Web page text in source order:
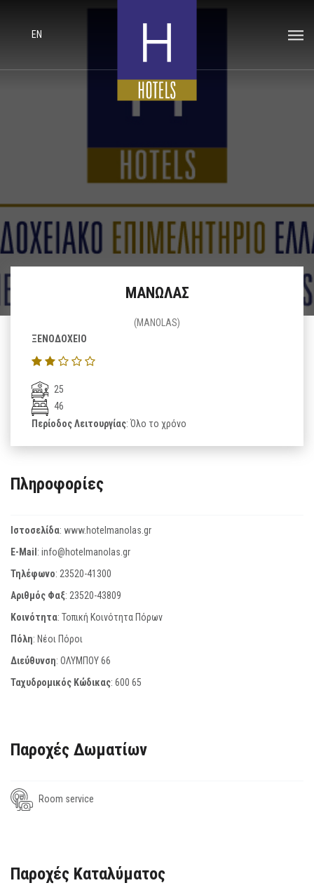
EN
ΜΑΝΩΛΑΣ
(MANOLAS)
ΞΕΝΟΔΟΧΕΙΟ
25
46
Περίοδος Λειτουργίας: Όλο το χρόνο
Πληροφορίες
Ιστοσελίδα: www.hotelmanolas.gr
E-Mail: info@hotelmanolas.gr
Τηλέφωνο: 23520-41300
Αριθμός Φαξ: 23520-43809
Κοινότητα: Τοπική Κοινότητα Πόρων
Πόλη: Νέοι Πόροι
Διεύθυνση: ΟΛΥΜΠΟΥ 66
Ταχυδρομικός Κώδικας: 600 65
Παροχές Δωματίων
Room service
Παροχές Καταλύματος